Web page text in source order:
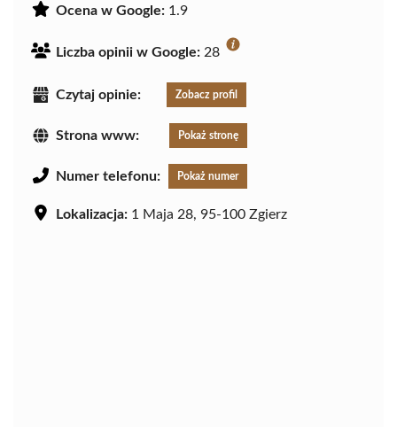
Ocena w Google: 1.9
Liczba opinii w Google: 28
Czytaj opinie: Zobacz profil
Strona www: Pokaż stronę
Numer telefonu: Pokaż numer
Lokalizacja: 1 Maja 28, 95-100 Zgierz